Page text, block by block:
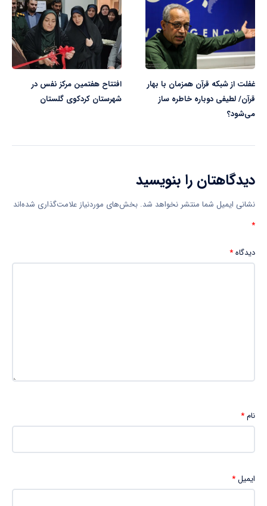
غفلت از شبکه قرآن همزمان با بهار
قرآن/ لطیفی دوباره خاطره ساز
می‌شود؟
افتتاح هفتمین مرکز نفس در
شهرستان کردکوی گلستان
دیدگاهتان را بنویسید
نشانی ایمیل شما منتشر نخواهد شد. بخش‌های موردنیاز علامت‌گذاری شده‌اند
*
دیدگاه*
نام*
ایمیل*